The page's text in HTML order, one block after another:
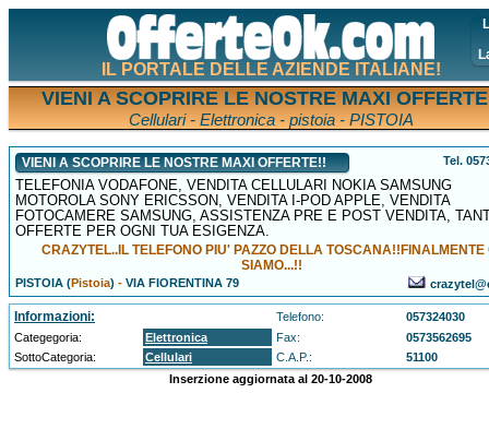
IL PORTALE DELLE AZIENDE ITALIANE!
VIENI A SCOPRIRE LE NOSTRE MAXI
Cellulari - Elettronica - pistoia - PISTOIA
VIENI A SCOPRIRE LE NOSTRE MAXI OFFERTE!! Tel.
TELEFONIA VODAFONE, VENDITA CELLULARI NOKIA SAMSUNG
MOTOROLA SONY ERICSSON, VENDITA I-POD APPLE, VENDITA
FOTOCAMERE SAMSUNG, ASSISTENZA PRE E POST VENDITA,
OFFERTE PER OGNI TUA ESIGENZA.
CRAZYTEL..IL TELEFONO PIU' PAZZO DELLA TOSCANA!!FINALMENTE
SIAMO...!!
PISTOIA (Pistoia) -VIA FIORENTINA 79
Informazioni: Telefono:
057324030
Categegoria:
Elettronica Fax:
0573562695
SottoCategoria:
Cellulari C.A.P.:
51100
Inserzione aggiornata al 20-10-2008